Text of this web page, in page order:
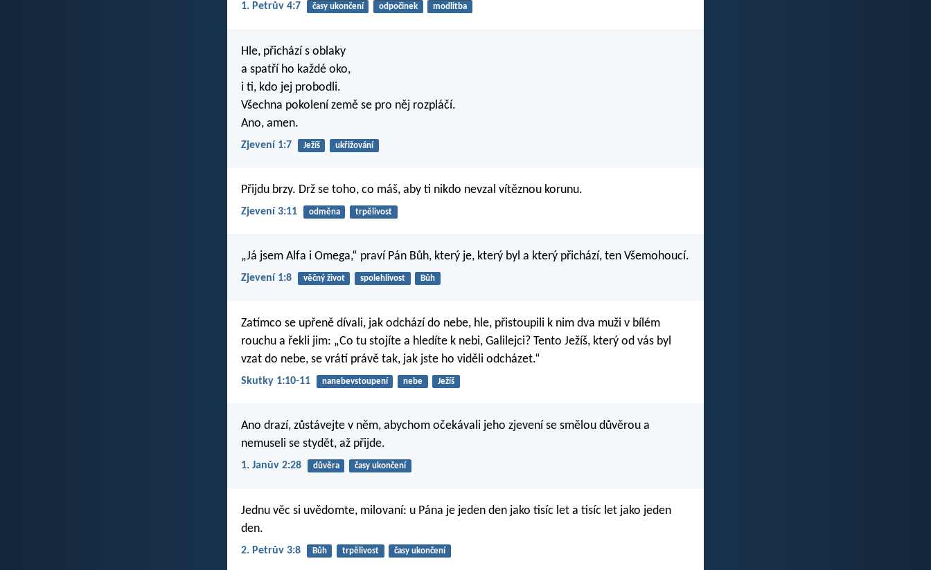
1. Petrův 4:7 časy ukončení odpočinek modlitba
Hle, přichází s oblaky
a spatří ho každé oko,
i ti, kdo jej probodli.
Všechna pokolení země se pro něj rozpláčí.
Ano, amen.
Zjevení 1:7 Ježíš ukřižování
Přijdu brzy. Drž se toho, co máš, aby ti nikdo nevzal vítěznou korunu.
Zjevení 3:11 odměna trpělivost
„Já jsem Alfa i Omega,“ praví Pán Bůh, který je, který byl a který přichází, ten Všemohoucí.
Zjevení 1:8 věčný život spolehlivost Bůh
Zatímco se upřeně dívali, jak odchází do nebe, hle, přistoupili k nim dva muži v bílém
rouchu a řekli jim: „Co tu stojíte a hledíte k nebi, Galilejci? Tento Ježíš, který od vás byl
vzat do nebe, se vrátí právě tak, jak jste ho viděli odcházet.“
Skutky 1:10-11 nanebevstoupení nebe Ježíš
Ano drazí, zůstávejte v něm, abychom očekávali jeho zjevení se smělou důvěrou a
nemuseli se stydět, až přijde.
1. Janův 2:28 důvěra časy ukončení
Jednu věc si uvědomte, milovaní: u Pána je jeden den jako tisíc let a tisíc let jako jeden
den.
2. Petrův 3:8 Bůh trpělivost časy ukončení